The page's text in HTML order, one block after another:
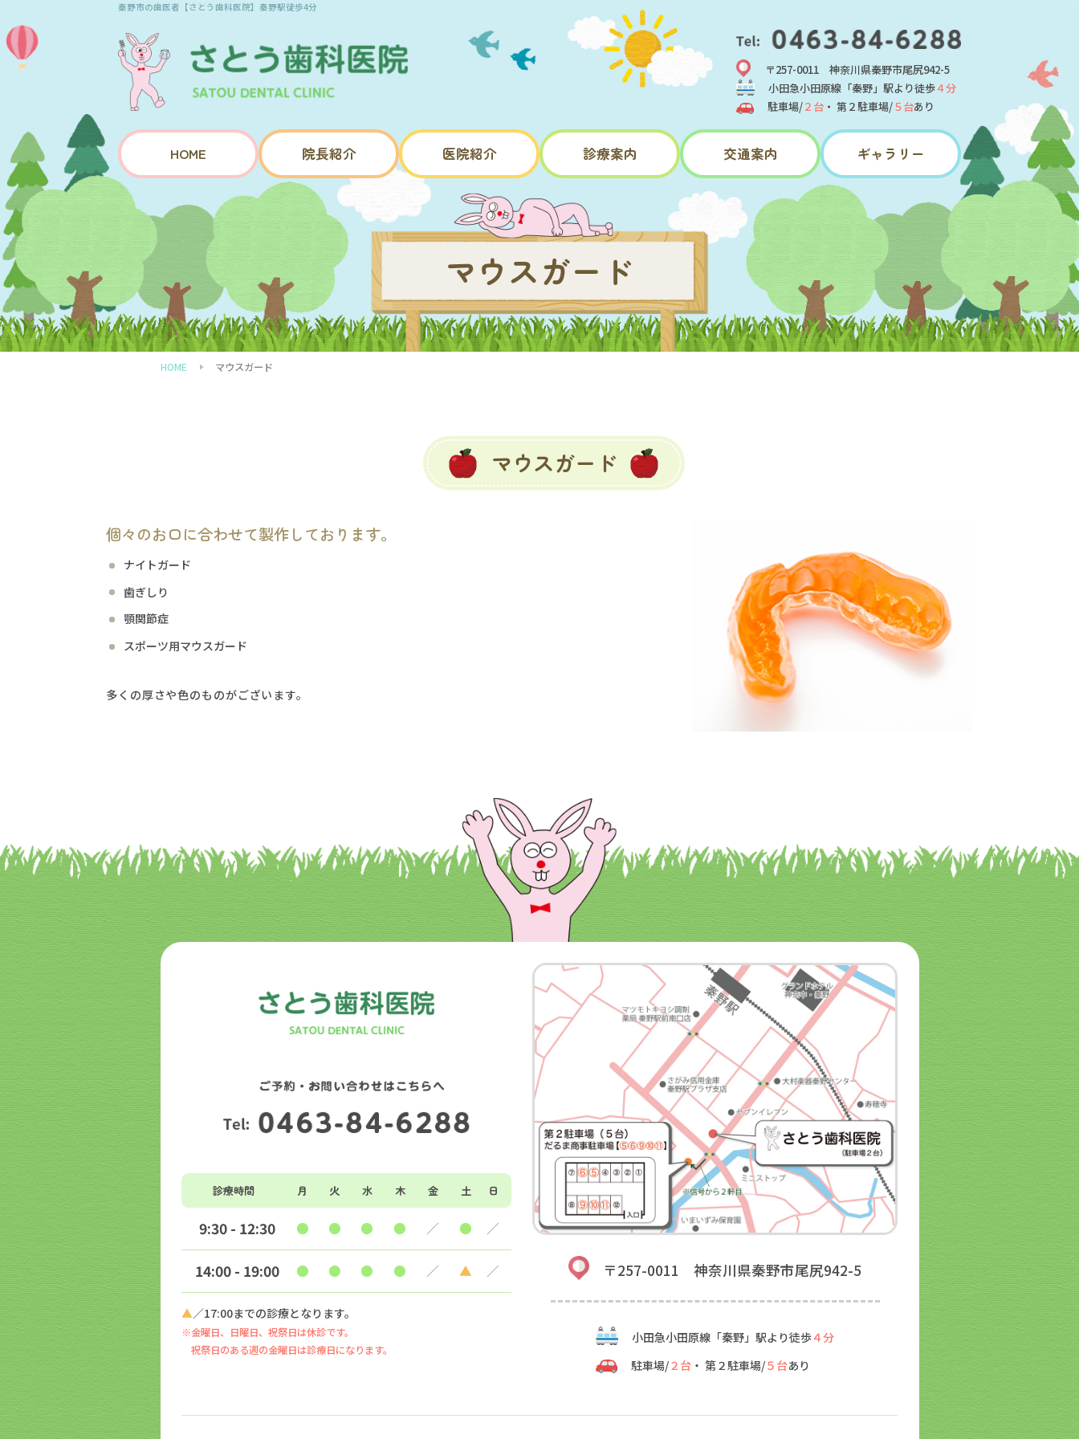
秦野市の歯医者【さとう歯科医院】秦野駅徒歩4分
〒257-0011 神奈川県秦野市尾尻942-5
小田急小田原線「秦野」駅より徒歩４分
駐車場/２台 ・ 第２駐車場/５台あり
HOME 院長紹介 医院紹介 診療案内 交通案内 ギャラリー
マウスガード
HOME マウスガード
マウスガード
個々のお口に合わせて製作しております。
ナイトガード
歯ぎしり
顎関節症
スポーツ用マウスガード
多くの厚さや色のものがございます。
診療時間 月 火 水 木 金 土 日
9:30 - 12:30 ● ● ● ● ／ ● ／
14:00 - 19:00 ● ● ● ● ／ ▲ ／
▲／17:00までの診療となります。
※金曜日、日曜日、祝祭日は休診です。
祝祭日のある週の金曜日は診療日になります。
〒257-0011 神奈川県秦野市尾尻942-5
小田急小田原線「秦野」駅より徒歩４分
駐車場/２台 ・ 第２駐車場/５台あり